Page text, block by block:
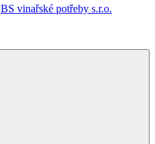
BS vinařské potřeby s.r.o.